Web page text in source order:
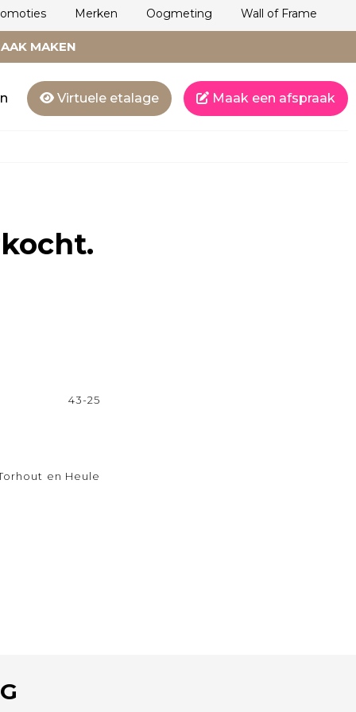
Merken Oogmeting Wall of Frame
MAKEN
Virtuele etalage Maak een afspraak
43-25
en Heule